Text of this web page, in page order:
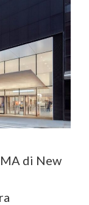
di New